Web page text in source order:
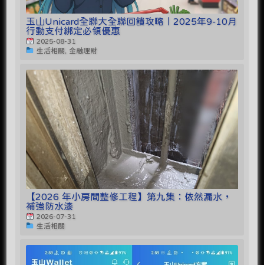
玉山Unicard全聯大全聯回饋攻略｜2025年9-10月
行動支付綁定必領優惠
2025-08-31
生活相關, 金融理財
【2026 年小房間整修工程】第九集：依然漏水，
補強防水漆
2026-07-31
生活相關